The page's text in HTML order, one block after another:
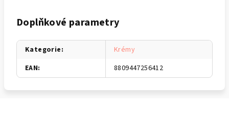
Doplňkové parametry
Kategorie:
Krémy
EAN: 8809447256412